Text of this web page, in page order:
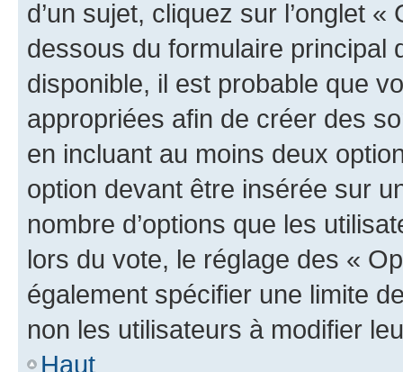
d’un sujet, cliquez sur l’onglet
dessous du formulaire principal
disponible, il est probable que
appropriées afin de créer des
en incluant au moins deux
option devant être insérée sur
nombre d’options que les
lors du vote, le réglage des «
également spécifier une limite
non les utilisateurs à modifier
Haut